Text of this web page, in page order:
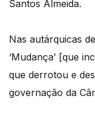
Santos Almeida.
Nas autárquicas
‘Mudança’ [que
que derrotou e
governação da